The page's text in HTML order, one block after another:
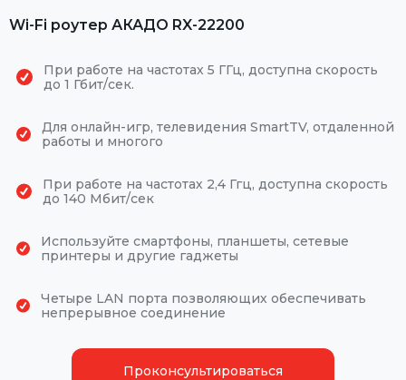
Wi-Fi роутер АКАДО RX-22200
При работе на частотах 5 ГГц, доступна скорость
до 1 Гбит/сек.
Для онлайн-игр, телевидения SmartTV, отдаленной
работы и многого
При работе на частотах 2,4 Ггц, доступна скорость
до 140 Мбит/сек
Используйте смартфоны, планшеты, сетевые
принтеры и другие гаджеты
Четыре LAN порта позволяющих обеспечивать
непрерывное соединение
Проконсультироваться